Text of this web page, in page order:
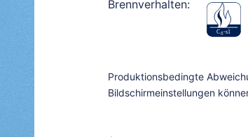
Brennverhalten: